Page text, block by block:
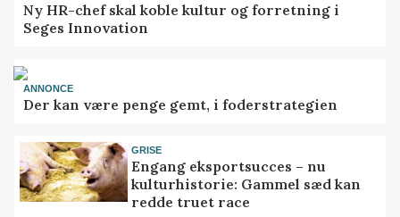
Ny HR-chef skal koble kultur og forretning i
Seges Innovation
ANNONCE
Der kan være penge gemt, i foderstrategien
GRISE
Engang eksportsucces – nu
kulturhistorie: Gammel sæd kan
redde truet race